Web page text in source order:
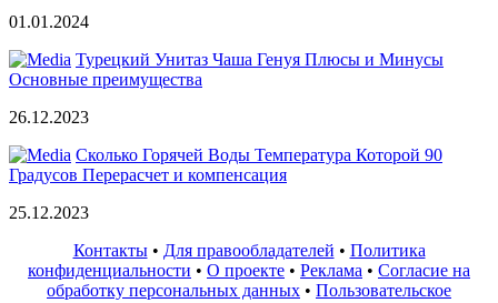
01.01.2024
Турецкий Унитаз Чаша Генуя Плюсы и Минусы
Основные преимущества
26.12.2023
Сколько Горячей Воды Температура Которой 90
Градусов Перерасчет и компенсация
25.12.2023
Контакты• Для правообладателей • Политика
конфиденциальности • О проекте • Реклама • Согласие на
обработку персональных данных • Пользовательское